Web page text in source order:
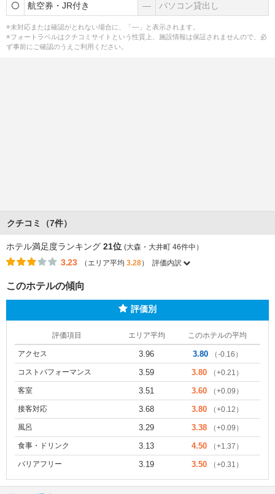
航空券・JR付き ― パソコン貸出し
※未対応または確認がとれない場合に、「―」と表示されます。
※フォートラベルはクチコミサイトという性質上、施設情報は保証されませんので、必
ず事前にご確認のうえご利用ください。
クチコミ（7件）
ホテル満足度ランキング 21位 (大森・大井町 46件中）
3.23 （エリア平均 3.28） 評価内訳
このホテルの傾向
評価別
評価項目 エリア平均 このホテルの平均
アクセス 3.96 3.80 （-0.16）
コストパフォーマンス 3.59 3.80 （+0.21）
客室 3.51 3.60 （+0.09）
接客対応 3.68 3.80 （+0.12）
風呂 3.29 3.38 （+0.09）
食事・ドリンク 3.13 4.50 （+1.37）
バリアフリー 3.19 3.50 （+0.31）